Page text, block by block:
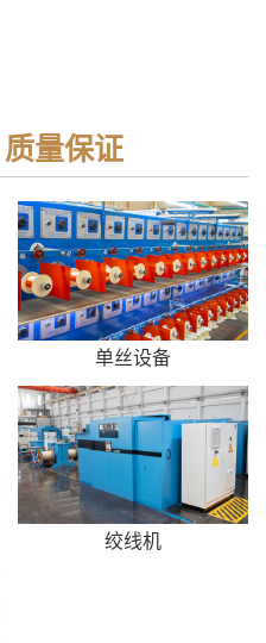
量保证
单丝设备
绞线机